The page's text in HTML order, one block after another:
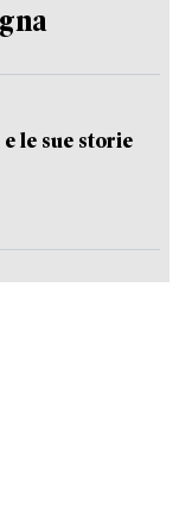
le sue storie